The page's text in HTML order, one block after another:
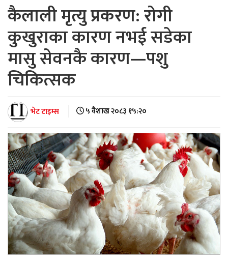
कैलाली मृत्यु प्रकरण: रोगी
कुखुराका कारण नभई सडेका
मासु सेवनकै कारण—पशु
चिकित्सक
भेट टाइम्स ५ वैशाख २०८३ १५:२०